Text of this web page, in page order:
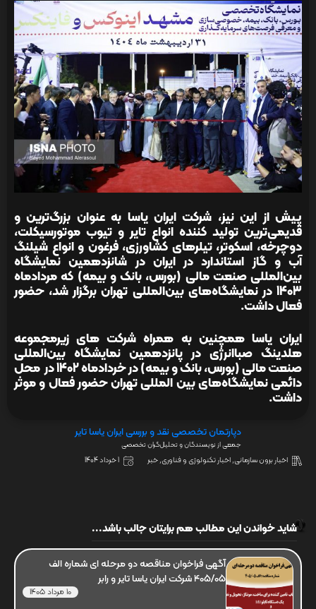
پیش از این نیز، شرکت ایران یاسا به عنوان بزرگ‌ترین و
قدیمی‌ترین تولید کننده انواع تایر و تیوب موتورسیکلت،
دوچرخه، اسکوتر، تیلرهای کشاورزی، فرغون و انواع شیلنگ
آب و گاز استاندارد در ایران در شانزدهمین نمایشگاه
بین‌المللی صنعت مالی (بورس، بانک و بیمه) که مردادماه
1403 در نمایشگاه‌های بین‌المللی تهران برگزار شد، حضور
فعال داشت.
ایران یاسا همچنین به همراه شرکت های زیرمجموعه
هلدینگ صباانرژی در پانزدهمین نمایشگاه بین‌‌المللی
صنعت مالی (بورس، بانک و بیمه) در خردادماه 1402 در محل
دائمی نمایشگاه‌های بین المللی تهران حضور فعال و موثر
داشت.
دپارتمان تخصصی نقد و بررسی ایران یاسا تایر
جمعی از نویسندگان و تحلیل‌گران تخصصی
اخبار برون سازمانی,اخبار تکنولوژی و فناوری,خبر 1 خرداد 1404
شاید خواندن این مطالب هم برایتان جالب باشد...
آگهی فراخوان مناقصه دو مرحله ای شماره الف
405/05 شرکت ایران یاسا تایر و رابر
10 مرداد 1405